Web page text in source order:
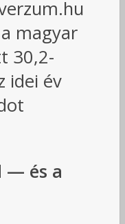
magyar
30,2-
idei év
— és a